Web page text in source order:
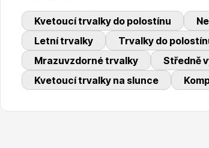
Kvetoucí trvalky do polostínu
Letní trvalky
Trvalky do
Mrazuvzdorné trvalky
Středně
Kvetoucí trvalky na slunce